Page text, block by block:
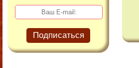
Подписаться